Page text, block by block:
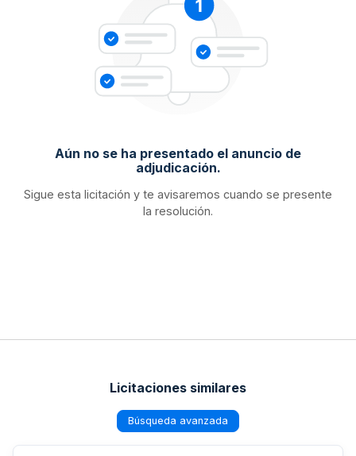
Aún no se ha presentado el anuncio de
adjudicación.
Sigue esta licitación y te avisaremos cuando se presente
la resolución.
Licitaciones similares
Búsqueda avanzada